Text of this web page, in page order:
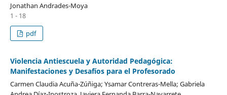
Jonathan Andrades-Moya
1 - 18
pdf
Violencia Antiescuela y Autoridad Pedagógica:
Manifestaciones y Desafíos para el Profesorado
Carmen Claudia Acuña-Zúñiga; Ysamar Contreras-Mella; Gabriela